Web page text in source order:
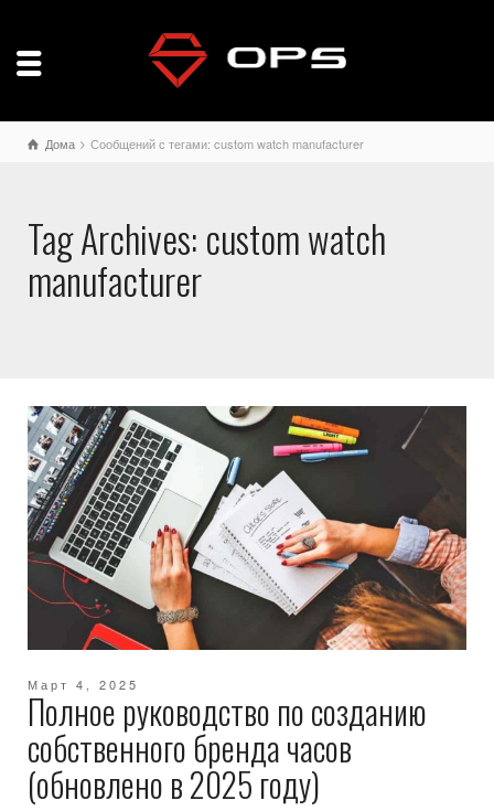
Дома Сообщений с тегами: custom watch manufacturer
Tag Archives: custom watch
manufacturer
Март 4, 2025
Полное руководство по созданию
собственного бренда часов
(обновлено в 2025 году)